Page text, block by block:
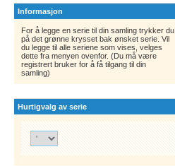
Informasjon
For å legge en serie til din samling trykker du
på det grønne krysset bak ønsket serie. Vil
du legge til alle seriene som vises, velges
dette fra menyen ovenfor. (Du må være
registrert bruker for å få tilgang til din
samling)
Hurtigvalg av serie